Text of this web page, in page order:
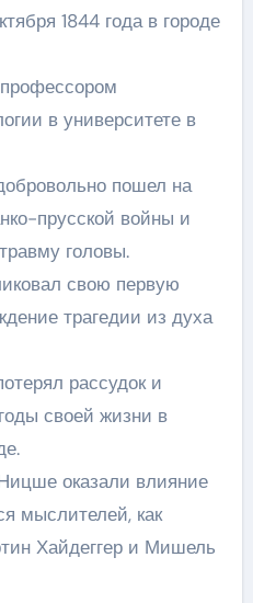
1844 года в городе
в университете в
пошел на
прусской войны и
головы.
свою первую
трагедии из духа
рассудок и
своей жизни в
оказали влияние
мыслителей, как
Хайдеггер и Мишель